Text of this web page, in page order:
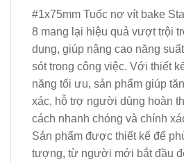
#1x75mm Tuốc nơ vít bake
8 mang lại hiệu quả vượt trội
dụng, giúp nâng cao năng
sót trong công việc. Với thiết
năng tối ưu, sản phẩm giúp
xác, hỗ trợ người dùng hoàn
cách nhanh chóng và chính
Sản phẩm được thiết kế để
tượng, từ người mới bắt đầu